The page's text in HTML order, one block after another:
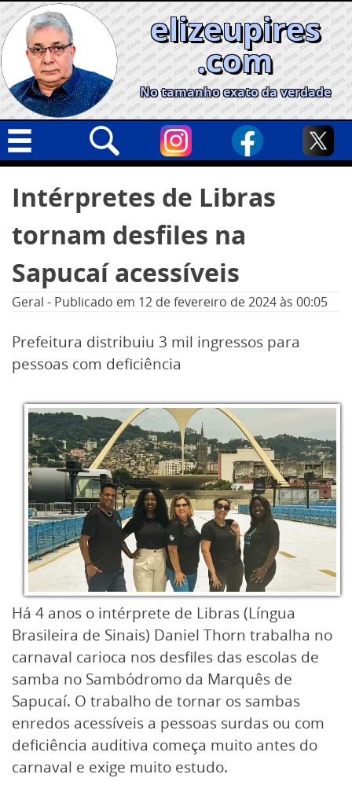
Skip
to
content
elizeupires
.com
No tamanho exato da verdade
Geral
Cidades
Política
Nacional
Informe especial
por:
Intérpretes de Libras
tornam desfiles na
Sapucaí acessíveis
Geral - Publicado em 12 de fevereiro de 2024às 00:05
Prefeitura distribuiu 3 mil ingressos para
pessoas com deficiência
Há 4 anos o intérprete de Libras (Língua
Brasileira de Sinais) Daniel Thorn trabalha no
carnaval carioca nos desfiles das escolas de
samba no Sambódromo da Marquês de
Sapucaí. O trabalho de tornar os sambas
enredos acessíveis a pessoas surdas ou com
deficiência auditiva começa muito antes do
carnaval e exige muito estudo.